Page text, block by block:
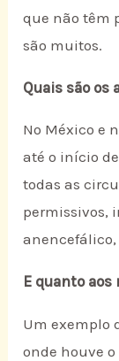
que não têm
são muitos.
Quais são os
No México e
até o início
todas as
permissivos,
E quanto
Um exemplo
onde houve